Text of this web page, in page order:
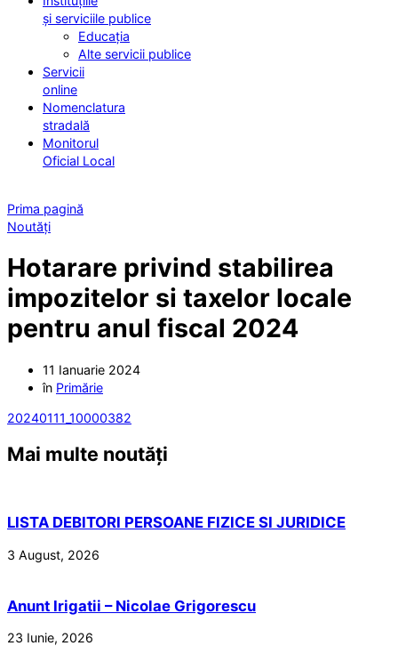
și serviciile publice
Educația
Alte servicii publice
Servicii
online
Nomenclatura
stradală
Monitorul
Oficial Local
Prima pagină
Noutăți
Hotarare privind stabilirea
impozitelor si taxelor locale
pentru anul fiscal 2024
11 Ianuarie 2024
în Primărie
20240111_10000382
Mai multe noutăți
LISTA DEBITORI PERSOANE FIZICE SI JURIDICE
3 August, 2026
Anunt Irigatii – Nicolae Grigorescu
23 Iunie, 2026